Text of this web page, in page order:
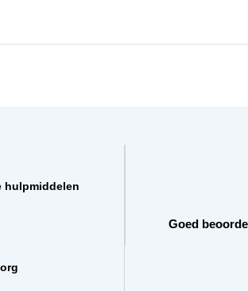
hulpmiddelen
Goed